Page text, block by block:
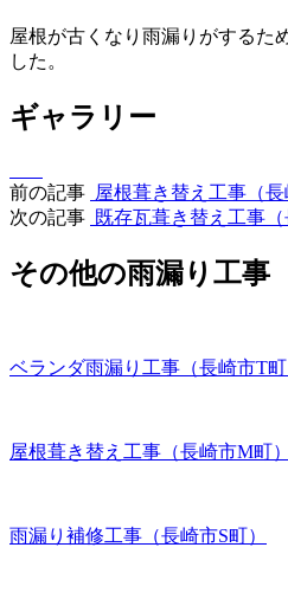
屋根が古くなり雨漏りがするた
した。
ギャラリー
前の記事 屋根葺き替え工事（長
次の記事 既存瓦葺き替え工事（
その他の雨漏り工事
ベランダ雨漏り工事（長崎市T町
屋根葺き替え工事（長崎市M町）
雨漏り補修工事（長崎市S町）